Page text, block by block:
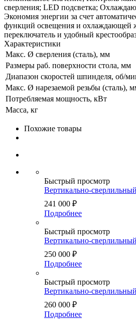
сверления; LED подсветка;
Экономия энергии за счет
функций освещения и охлаждающей
переключатель и удобный
Характеристики
Макс. Ø сверления (сталь), мм
Размеры раб. поверхности стола, мм
Диапазон скоростей шпинделя, об/
Макс. Ø нарезаемой резьбы (сталь),
Потребляемая мощность, кВт
Масса, кг
Похожие товары
Быстрый просмотр
Вертикально-
241 000 ₽
Подробнее
Быстрый просмотр
Вертикально-
250 000 ₽
Подробнее
Быстрый просмотр
Вертикально-
260 000 ₽
Подробнее